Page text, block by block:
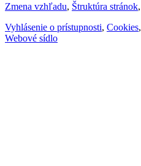
Zmena vzhľadu, Štruktúra stránok,
Vyhlásenie o prístupnosti, Cookies,
Webové sídlo